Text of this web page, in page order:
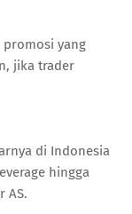
promosi yang
jika trader
di Indonesia
hingga
AS.